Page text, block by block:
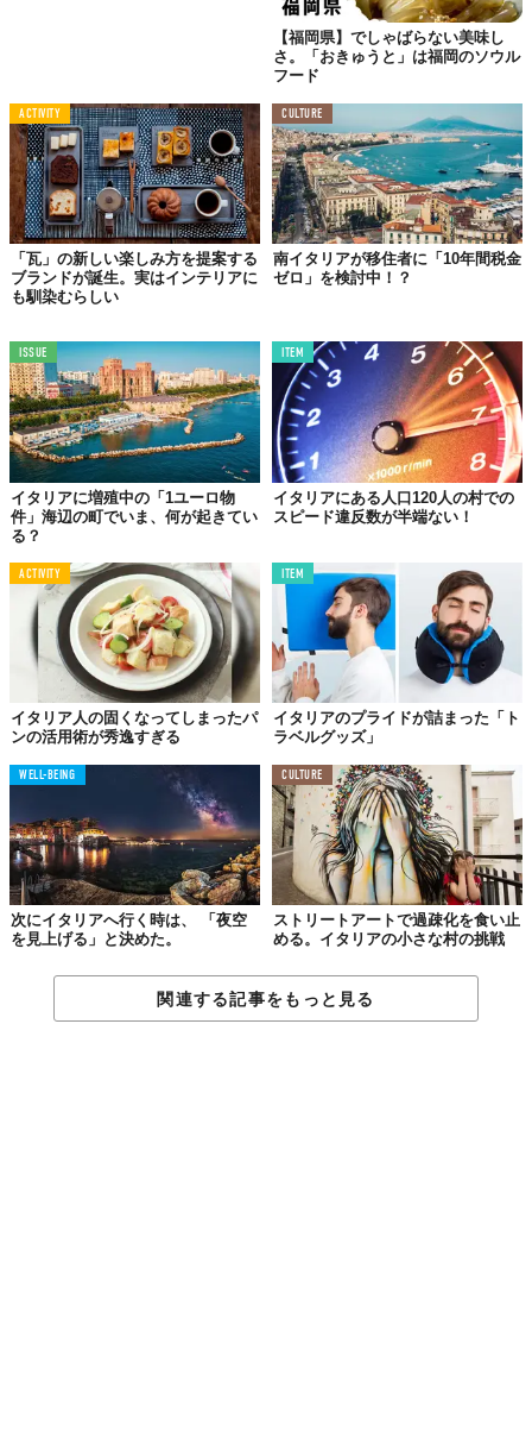
【福岡県】でしゃばらない美味し
さ。「おきゅうと」は福岡のソウル
フード
ACTIVITY
「瓦」の新しい楽しみ方を提案する
ブランドが誕生。実はインテリアに
も馴染むらしい
CULTURE
南イタリアが移住者に「10年間税金
ゼロ」を検討中！？
ISSUE
イタリアに増殖中の「1ユーロ物
件」海辺の町でいま、何が起きてい
る？
ITEM
イタリアにある人口120人の村での
スピード違反数が半端ない！
ACTIVITY
イタリア人の固くなってしまったパ
ンの活用術が秀逸すぎる
ITEM
イタリアのプライドが詰まった「ト
ラベルグッズ」
WELL-BEING
次にイタリアへ行く時は、 「夜空
を見上げる」と決めた。
CULTURE
ストリートアートで過疎化を食い止
める。イタリアの小さな村の挑戦
関連する記事をもっと見る